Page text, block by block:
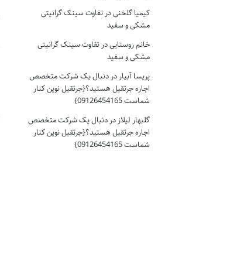
کیمیا گلخنیدرتفاوت سینک گرانیتی
مشکی و سفید
خانم روستاییدرتفاوت سینک گرانیتی
مشکی و سفید
پریسا آبیار دردنبال یک شرکت متخصص
اجاره جرثقیل هستید؟{جرثقیل نوین کنار
شماست 09126454165}
گلبهار لیلاز دردنبال یک شرکت متخصص
اجاره جرثقیل هستید؟{جرثقیل نوین کنار
شماست 09126454165}